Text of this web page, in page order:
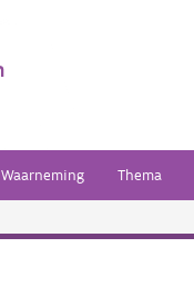
Waarneming Thema